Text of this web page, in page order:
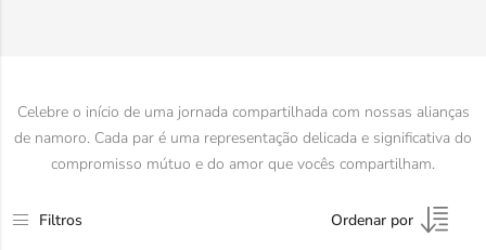
Celebre o início de uma jornada compartilhada com nossas alianças
de namoro. Cada par é uma representação delicada e significativa do
compromisso mútuo e do amor que vocês compartilham.
Filtros Ordenar por